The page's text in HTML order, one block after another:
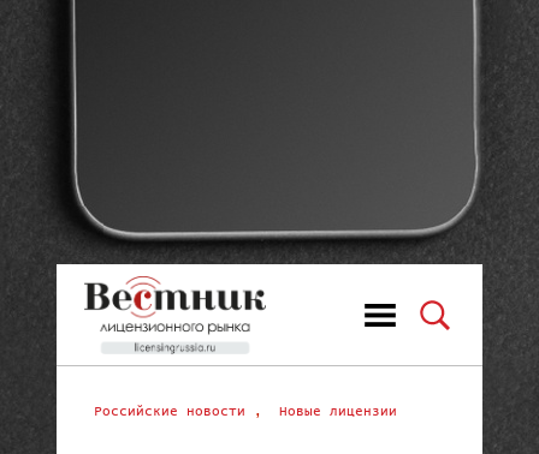
Российские новости , Новые лицензии